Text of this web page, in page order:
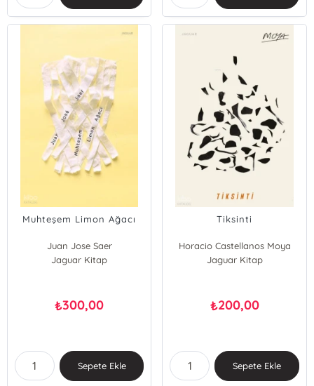
Muhteşem Limon Ağacı
Juan Jose Saer
Jaguar Kitap
₺300,00
Sepete Ekle
Tiksinti
Horacio Castellanos Moya
Jaguar Kitap
₺200,00
Sepete Ekle